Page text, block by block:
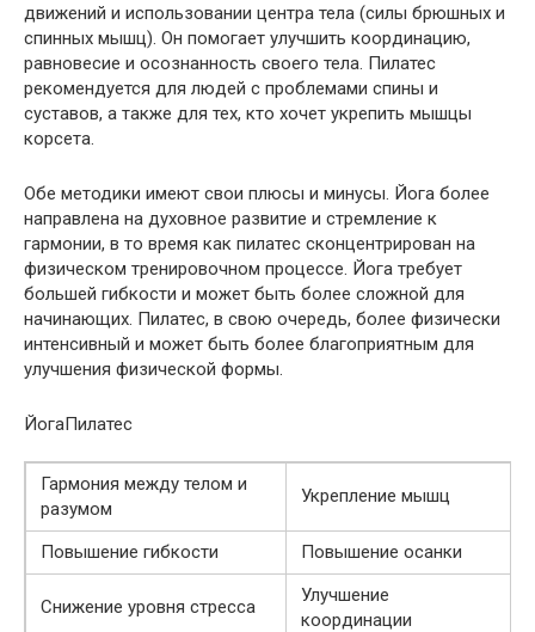
движений и использовании центра тела (силы брюшных и
спинных мышц). Он помогает улучшить координацию,
равновесие и осознанность своего тела. Пилатес
рекомендуется для людей с проблемами спины и
суставов, а также для тех, кто хочет укрепить мышцы
корсета.
Обе методики имеют свои плюсы и минусы. Йога более
направлена на духовное развитие и стремление к
гармонии, в то время как пилатес сконцентрирован на
физическом тренировочном процессе. Йога требует
большей гибкости и может быть более сложной для
начинающих. Пилатес, в свою очередь, более физически
интенсивный и может быть более благоприятным для
улучшения физической формы.
ЙогаПилатес
Гармония между телом и
разумом
Укрепление мышц
Повышение гибкости Повышение осанки
Снижение уровня стресса
Улучшение
координации